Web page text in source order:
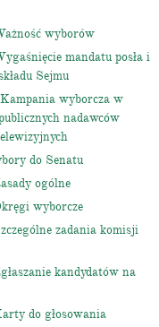
wyborów
mandatu posła i
Sejmu
wyborcza w
nadawców
do Senatu
ogólne
wyborcze
zadania komisji
kandydatów na
do głosowania